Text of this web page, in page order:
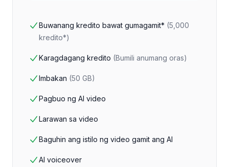
Buwanang kredito bawat gumagamit* (5,000
kredito*)
Karagdagang kredito (Bumili anumang oras)
Imbakan (50 GB)
Pagbuo ng AI video
Larawan sa video
Baguhin ang istilo ng video gamit ang AI
AI voiceover